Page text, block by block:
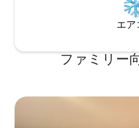
エア
ファミリー